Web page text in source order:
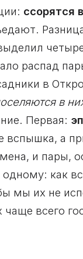
ссорятся
распад
в
в
Первая:
а
и пары,
как
мы их не
всего